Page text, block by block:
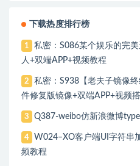
下载热度排行榜
1
私密：S086某个娱乐的完
人+双端APP+视频教程
2
私密：S938【老夫子镜像
件修复版镜像+双端APP+视频
3 Q387-weibo仿新浪微博
4
W024–XO客户端UI字符串
频教程